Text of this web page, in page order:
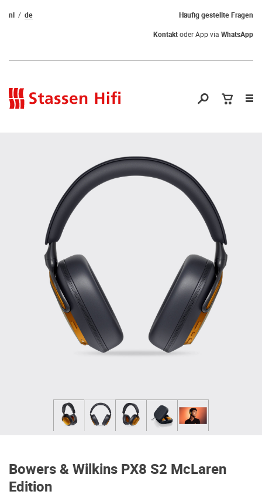
Häufig gestellte Fragen
nl
de
Kontaktoder App via WhatsApp
Bowers & Wilkins PX8 S2 McLaren
Edition